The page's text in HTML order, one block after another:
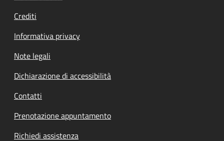
Crediti
Informativa privacy
Note legali
Dichiarazione di accessibilità
Contatti
Prenotazione appuntamento
Richiedi assistenza